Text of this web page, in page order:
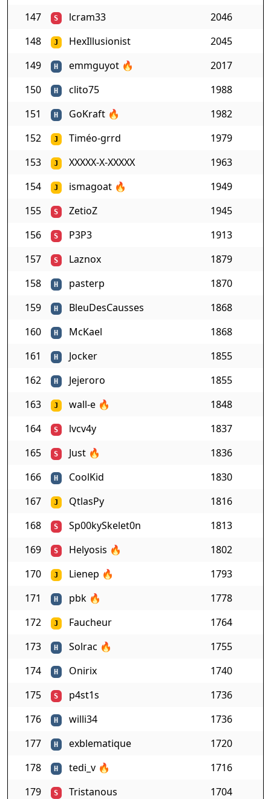
147 S lcram33
2046
148
J HexIllusionist
2045
149
H emmguyot🔥
2017
150
H clito75
1988
151
H GoKraft🔥
1982
152
J Timéo-grrd
1979
153
J XXXXX-X-XXXXX
1963
154
J ismagoat🔥
1949
155
S ZetioZ
1945
156
S P3P3
1913
157
S Laznox
1879
158
H pasterp
1870
159
H BleuDesCausses
1868
160
H McKael
1868
161
H Jocker
1855
162
H Jejeroro
1855
163
J wall-e🔥
1848
164
S lvcv4y
1837
165
S Just🔥
1836
166
H CoolKid
1830
167
J QtlasPy
1816
168
S Sp00kySkelet0n
1813
169
S Helyosis 🔥
1802
170
J Lienep 🔥
1793
171
H pbk🔥
1778
172
J Faucheur
1764
173
H Solrac 🔥
1755
174
H Onirix
1740
175
S p4st1s
1736
176
H willi34
1736
177
H exblematique
1720
178
H tedi_v🔥
1716
179
S Tristanous
1704